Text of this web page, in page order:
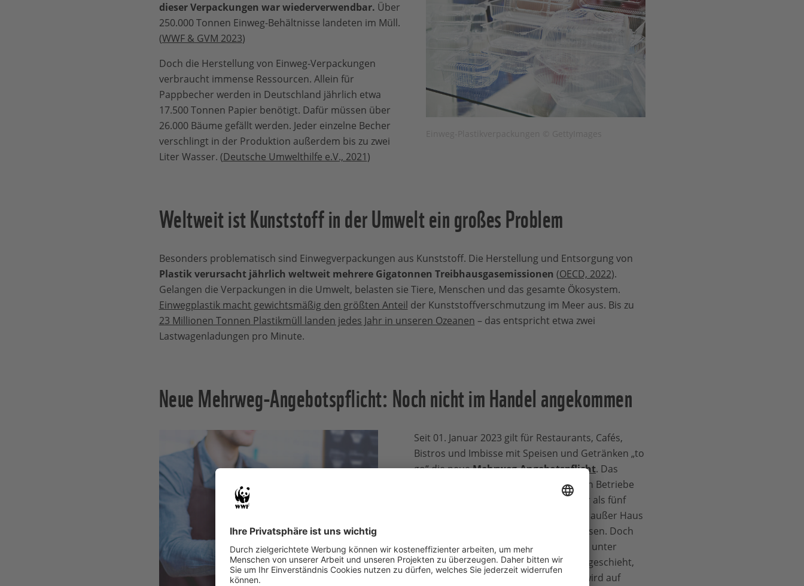
dieser Verpackungen war wiederverwendbar. Über
250.000 Tonnen Einweg-Behältnisse landeten im Müll.
(WWF & GVM 2023)
Doch die Herstellung von Einweg-Verpackungen
verbraucht immense Ressourcen. Allein für
Pappbecher werden in Deutschland jährlich etwa
17.500 Tonnen Papier benötigt. Dafür müssen über
26.000 Bäume gefällt werden. Jeder einzelne Becher
verschlingt in der Produktion außerdem bis zu zwei
Liter Wasser. (Deutsche Umwelthilfe e.V., 2021)
Weltweit ist Kunststoff in der Umwelt ein großes Problem
Besonders problematisch sind Einwegverpackungen aus Kunststoff. Die Herstellung und Entsorgung von
Plastik verursacht jährlich weltweit mehrere Gigatonnen Treibhausgasemissionen (OECD, 2022).
Gelangen die Verpackungen in die Umwelt, belasten sie Tiere, Menschen und das gesamte Ökosystem.
Einwegplastik macht gewichtsmäßig den größten Anteil der Kunststoffverschmutzung im Meer aus. Bis zu
23 Millionen Tonnen Plastikmüll landen jedes Jahr in unseren Ozeanen – das entspricht etwa zwei
Lastwagenladungen pro Minute.
Neue Mehrweg-Angebotspflicht: Noch nicht im Handel angekommen
Seit 01. Januar 2023 gilt für Restaurants, Cafés,
Bistros und Imbisse mit Speisen und Getränken „to
go“ die neueMehrweg-Angebotspflicht. Das
bedeutet, dass zumindest alle größeren Betriebe
mit über 80 Quadratmetern oder mehr als fünf
Angestellten für Speisen und Getränke außer Haus
Mehrweg-Verpackungen anbieten müssen. Doch
eineWWF-Mehrwegumfrage
aus 2023 unter
Kund:innen zeigt: Falls dies überhaupt geschieht,
ist es viel zu wenig sichtbar. Zu selten wird auf